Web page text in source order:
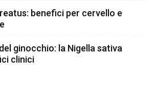
benefici per cervello e
ginocchio: la Nigella sativa
clinici